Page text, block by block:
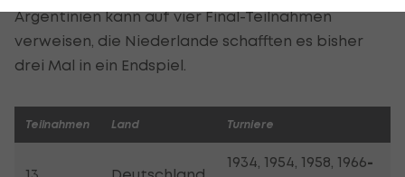
Argentinien kann auf vier Final-Teilnahmen
verweisen, die Niederlande schafften es bisher
drei Mal in ein Endspiel.
Teilnahmen Land Turniere
1934, 1954, 1958, 1966-